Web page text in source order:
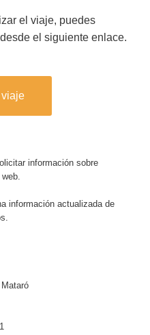
el viaje, puedes
el siguiente enlace.
viaje
información sobre
información actualizada de